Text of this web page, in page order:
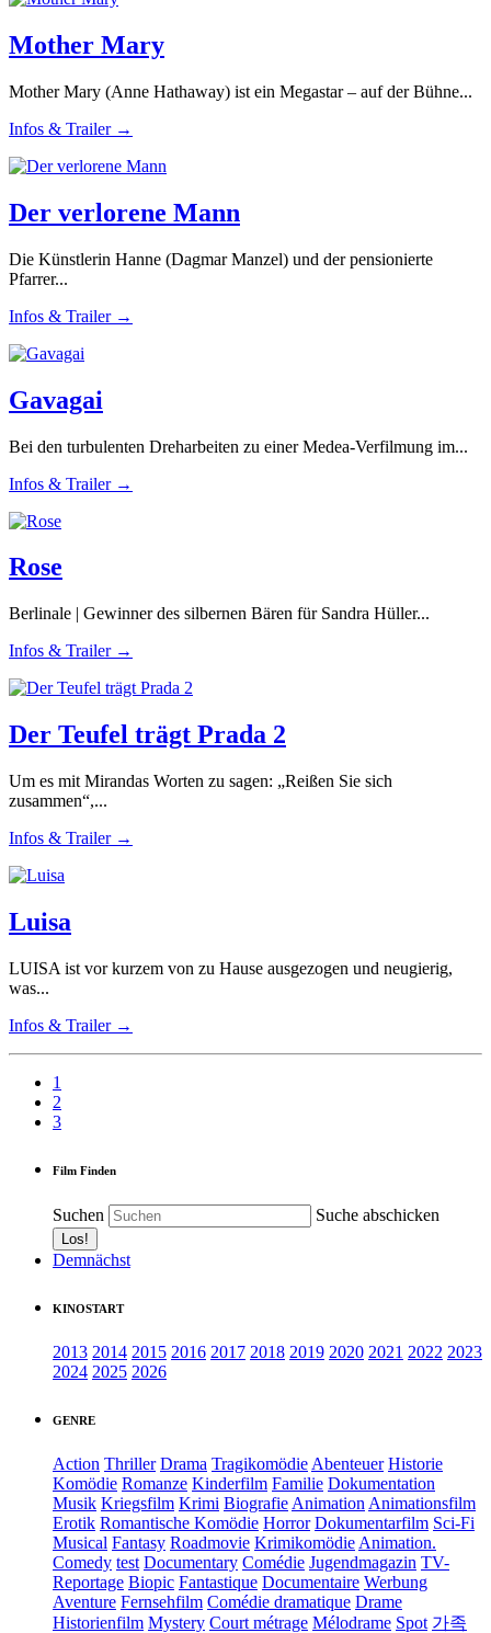
Mother Mary
Mother Mary (Anne Hathaway) ist ein Megastar – auf der Bühne...
Infos & Trailer →
Der verlorene Mann
Die Künstlerin Hanne (Dagmar Manzel) und der pensionierte
Pfarrer...
Infos & Trailer →
Gavagai
Bei den turbulenten Dreharbeiten zu einer Medea-Verfilmung im...
Infos & Trailer →
Rose
Berlinale | Gewinner des silbernen Bären für Sandra Hüller...
Infos & Trailer →
Der Teufel trägt Prada 2
Um es mit Mirandas Worten zu sagen: „Reißen Sie sich
zusammen“,...
Infos & Trailer →
Luisa
LUISA ist vor kurzem von zu Hause ausgezogen und neugierig,
was...
Infos & Trailer →
1
2
3
Film Finden
Suchen Suche abschicken
Demnächst
KINOSTART
2013 2014 2015 2016 2017 2018 2019 2020 2021 2022 2023
2024 2025 2026
GENRE
Action Thriller Drama Tragikomödie Abenteuer Historie
Komödie Romanze Kinderfilm Familie Dokumentation
Musik Kriegsfilm Krimi Biografie Animation Animationsfilm
Erotik Romantische Komödie Horror Dokumentarfilm Sci-Fi
Musical Fantasy Roadmovie Krimikomödie Animation.
Comedy test Documentary Comédie Jugendmagazin TV-
Reportage Biopic Fantastique Documentaire Werbung
Aventure Fernsehfilm Comédie dramatique Drame
Historienfilm Mystery Court métrage Mélodrame Spot 가족